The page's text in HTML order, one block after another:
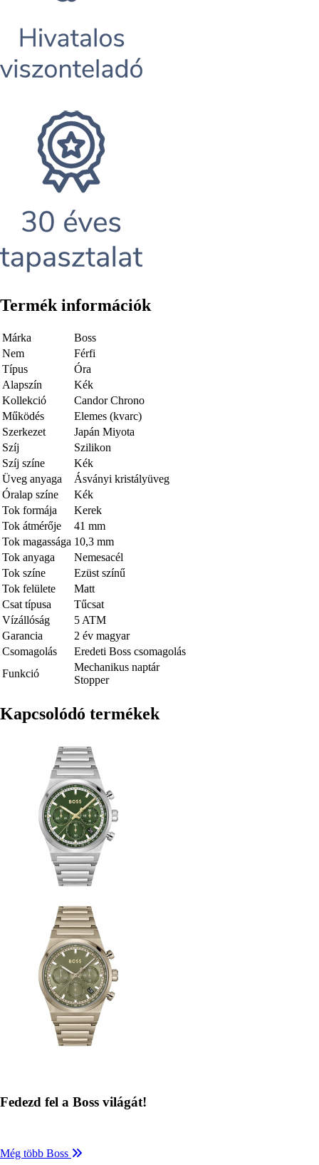
Termék információk
Márka
Boss
Nem
Férfi
Típus
Óra
Alapszín
Kék
Kollekció
Candor Chrono
Működés
Elemes (kvarc)
Szerkezet
Japán Miyota
Szíj
Szilikon
Szíj színe
Kék
Üveg anyaga
Ásványi kristályüveg
Óralap színe
Kék
Tok formája
Kerek
Tok átmérője
41 mm
Tok magassága 10,3 mm
Tok anyaga
Nemesacél
Tok színe
Ezüst színű
Tok felülete
Matt
Csat típusa
Tűcsat
Vízállóság
5 ATM
Garancia
2 év magyar
Csomagolás
Eredeti Boss csomagolás
Funkció
Mechanikus naptár
Stopper
Kapcsolódó termékek
Fedezd fel a Boss világát!
Még több Boss